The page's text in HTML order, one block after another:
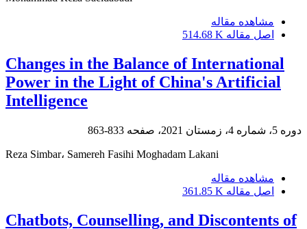
مشاهده مقاله
اصل مقاله 514.68 K
Changes in the Balance of International
Power in the Light of China's Artificial
Intelligence
دوره 5، شماره 4، زمستان 2021، صفحه 833-863
Reza Simbar، Samereh Fasihi Moghadam Lakani
مشاهده مقاله
اصل مقاله 361.85 K
Chatbots, Counselling, and Discontents of